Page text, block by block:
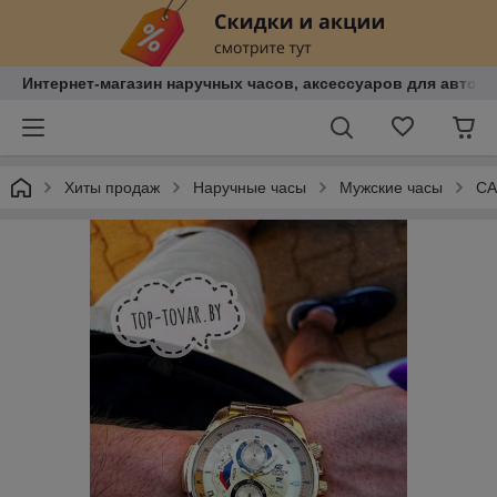
Интернет-магазин наручных часов, аксессуаров для авто,
Хиты продаж Наручные часы Мужские часы